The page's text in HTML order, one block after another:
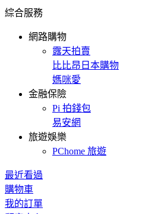
綜合服務
網路購物
露天拍賣
比比昂日本購物
媽咪愛
金融保險
Pi 拍錢包
易安網
旅遊娛樂
PChome 旅遊
最近看過
購物車
我的訂單